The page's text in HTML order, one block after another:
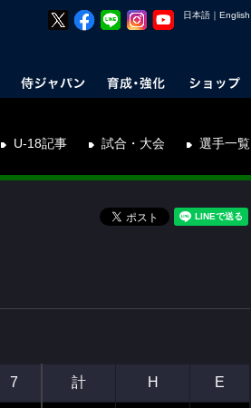
日本語 ｜ English
U-18記事 試合・大会 選手一覧
7 計 H E